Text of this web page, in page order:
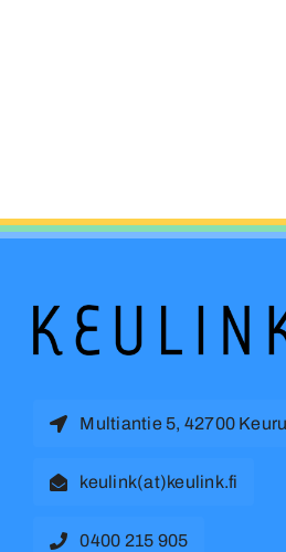
Multiantie 5, 42700
keulink(at)keulink.fi
0400 215 905